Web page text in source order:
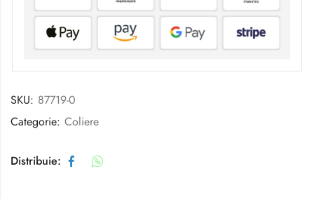
SKU: 87719-0
Categorie: Coliere
Distribuie: